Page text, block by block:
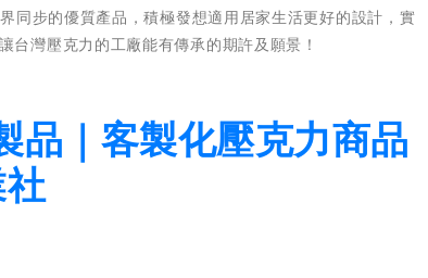
步的優質產品，積極發想適用居家生活更好的設計，實
灣壓克力的工廠能有傳承的期許及願景！
品｜客製化壓克力商品